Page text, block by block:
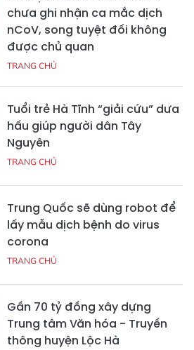
chưa ghi nhận ca mắc dịch
nCoV, song tuyệt đối không
được chủ quan
TRANG CHỦ
Tuổi trẻ Hà Tĩnh “giải cứu” dưa
hấu giúp người dân Tây
Nguyên
TRANG CHỦ
Trung Quốc sẽ dùng robot để
lấy mẫu dịch bệnh do virus
corona
TRANG CHỦ
Gần 70 tỷ đồng xây dựng
Trung tâm Văn hóa - Truyền
thông huyện Lộc Hà